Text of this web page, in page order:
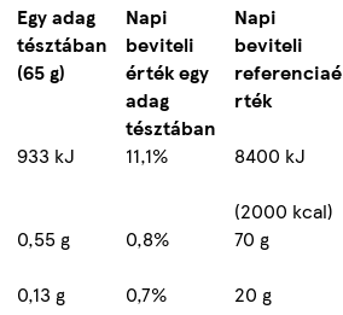
Egy adag
tésztában
(65 g)
Napi
beviteli
érték egy
adag
tésztában
Napi
beviteli
referenciaé
rték
933 kJ 11,1%
8400 kJ
(2000 kcal)
0,55 g 0,8%
70 g
0,13 g 0,7%
20 g